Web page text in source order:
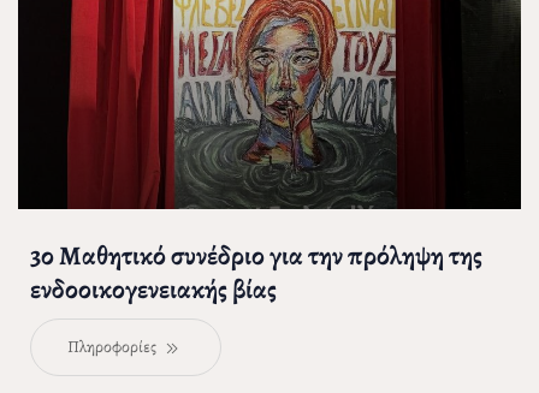
3ο Μαθητικό συνέδριο για την πρόληψη της
ενδοοικογενειακής βίας
Πληροφορίες